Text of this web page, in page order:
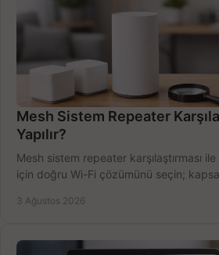
Mesh Sistem Repeater
Yapılır?
Mesh sistem repeater karşılaştırması
için doğru Wi-Fi çözümünü seçin;
3 Ağustos 2026